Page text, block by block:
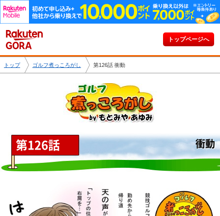
トップページへ
トップ ゴルフ煮っころがし 第126話 衝動
第126話 衝動